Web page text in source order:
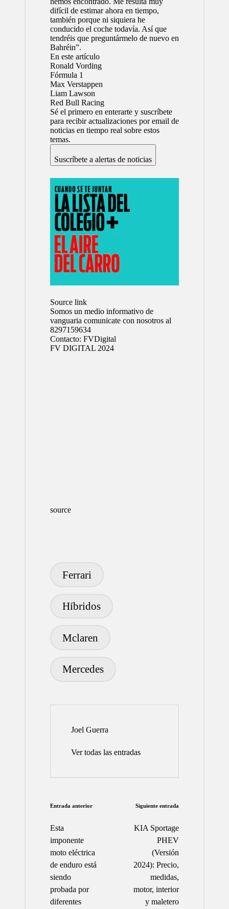
difícil de estimar ahora en tiempo,
también porque ni siquiera he
conducido el coche todavía. Así que
tendréis que preguntármelo de nuevo en
Bahréin”.
En este artículo
Ronald Vording
Fórmula 1
Max Verstappen
Liam Lawson
Red Bull Racing
Sé el primero en enterarte y suscríbete
para recibir actualizaciones por email de
noticias en tiempo real sobre estos
temas.
Suscríbete a alertas de noticias
Source link
Somos un medio informativo de
vanguaria comunicate con nosotros al
8297159634
Contacto: FVDigital
FV DIGITAL 2024
source
Ferrari
Híbridos
Mclaren
Mercedes
Joel Guerra
Ver todas las entradas
Navegación
de
entradas
Entrada anterior
Esta
imponente
moto eléctrica
de enduro está
siendo
probada por
diferentes
Siguiente entrada
KIA Sportage
PHEV
(Versión
2024): Precio,
medidas,
motor, interior
y maletero